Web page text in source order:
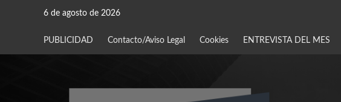
6 de agosto de 2026
PUBLICIDAD Contacto/Aviso Legal Cookies ENTREVISTA DEL MES